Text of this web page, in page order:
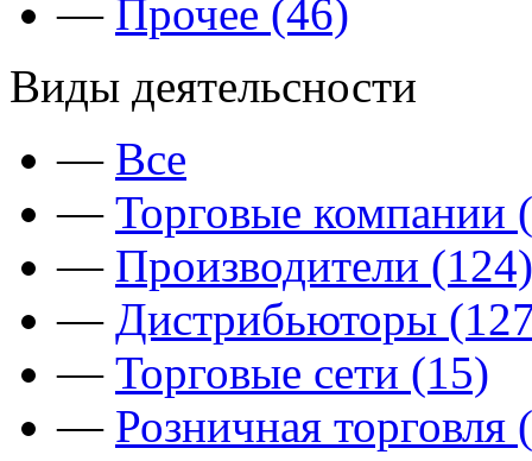
— Прочее (46)
Виды деятельсности
— Все
— Торговые компании
— Производители (124)
— Дистрибьюторы
— Торговые сети (15)
— Розничная торговля